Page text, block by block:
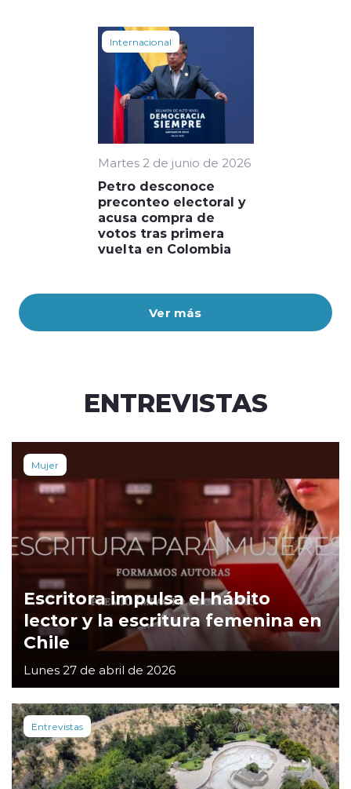
Ver más
Internacional
Martes 2 de junio de 2026
Petro desconoce
preconteo electoral y
acusa compra de
votos tras primera
vuelta en Colombia
ENTREVISTAS
Mujer
Escritora impulsa el hábito
lector y la escritura femenina en
Chile
Lunes 27 de abril de 2026
Entrevistas